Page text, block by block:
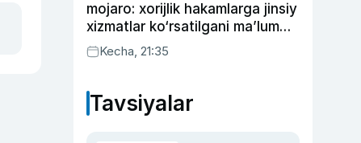
mojaro: xorijlik hakamlarga jinsiy
xizmatlar ko‘rsatilgani ma’lum
qilindi
Kecha, 21:35
Tavsiyalar